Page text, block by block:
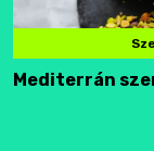
Mediterrán